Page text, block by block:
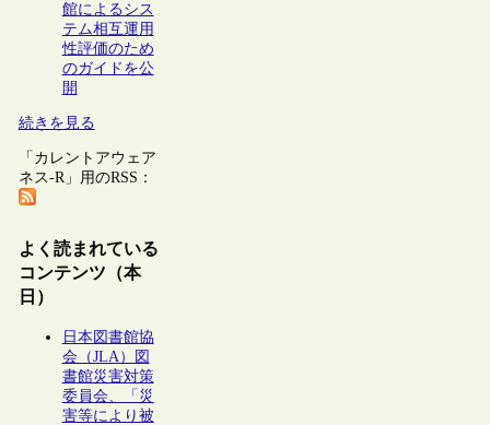
館によるシス
テム相互運用
性評価のため
のガイドを公
開
続きを見る
「カレントアウェア
ネス-R」用のRSS：
よく読まれている
コンテンツ（本
日）
日本図書館協
会（JLA）図
書館災害対策
委員会、「災
害等により被